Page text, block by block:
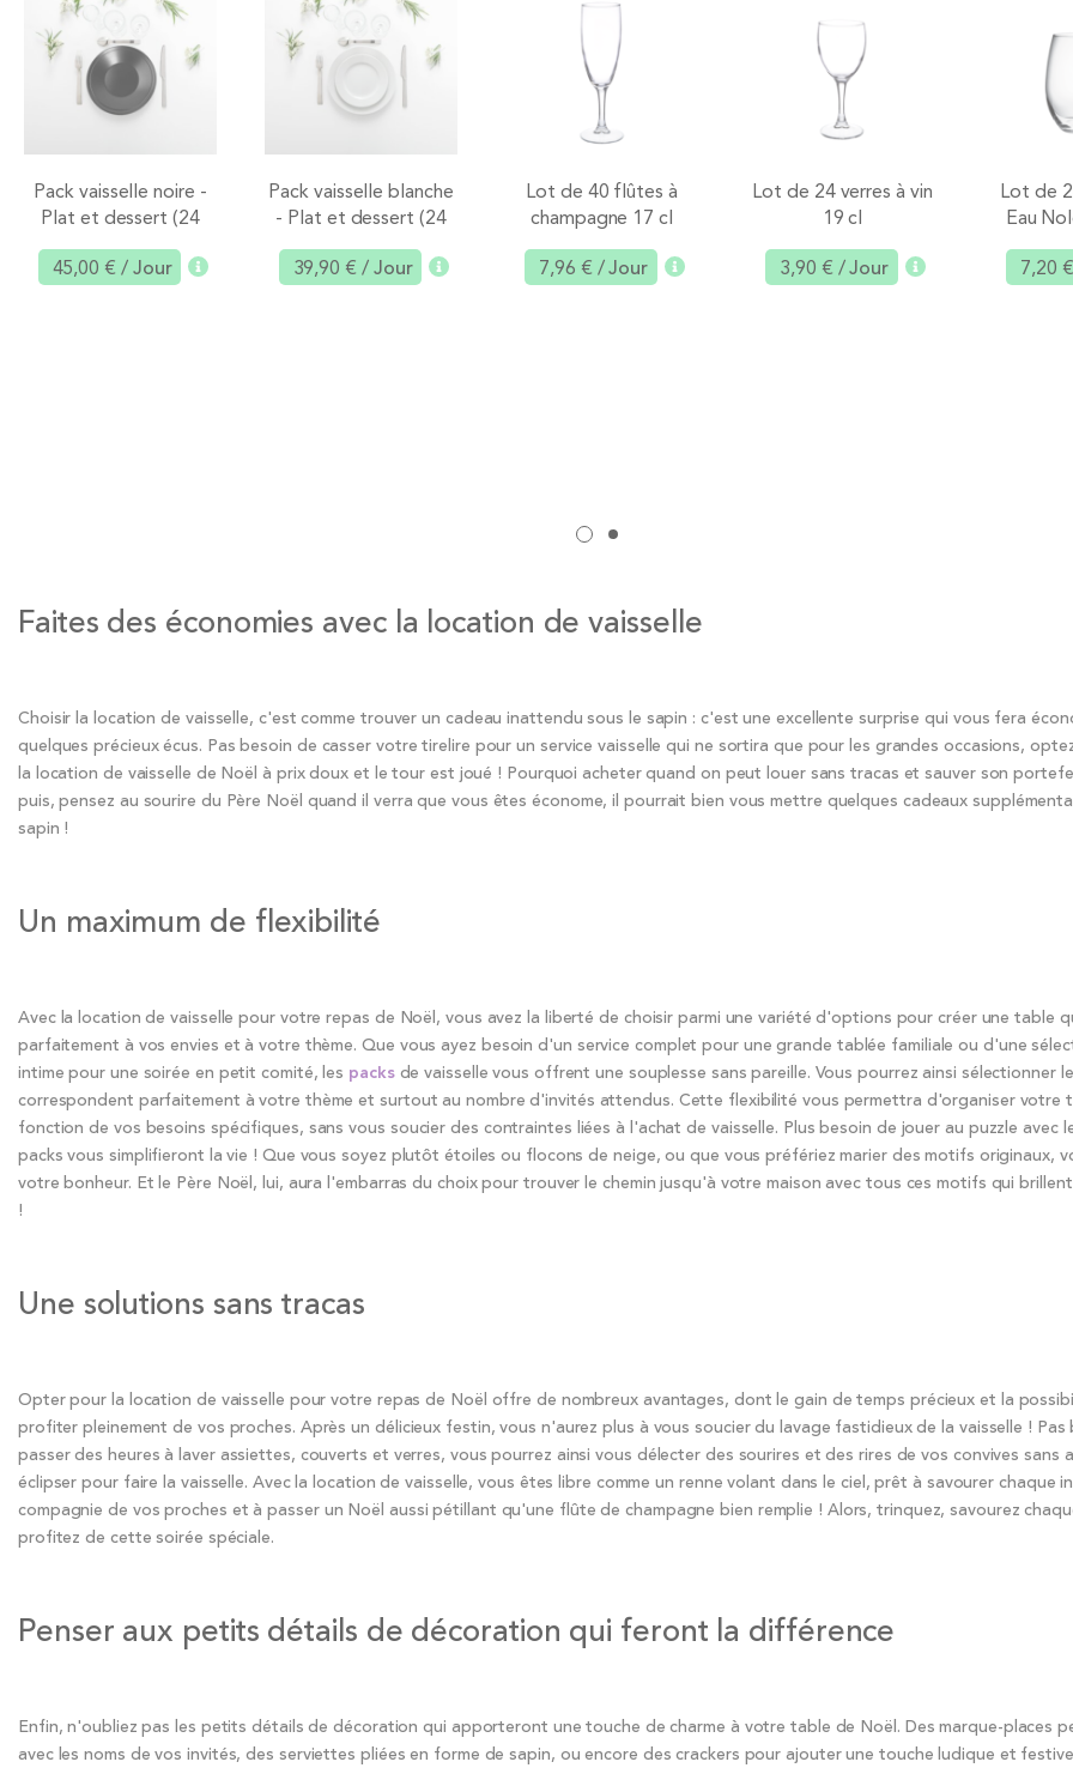
Pack vaisselle noire -
Plat et dessert (24
pers. max)
45,00 € / Jour
Pack vaisselle blanche
- Plat et dessert (24
pers. max)
39,90 € / Jour
Lot de 40 flûtes à
champagne 17 cl
7,96 € / Jour
Lot de 24 verres à vin
19 cl
3,90 € / Jour
Lot de
Eau
7,20 €
Faites des économies avec la location de vaisselle
Choisir la location de vaisselle, c'est comme trouver un cadeau inattendu sous le sapin : c'est une excellente surprise qui vous fera
quelques précieux écus. Pas besoin de casser votre tirelire pour un service vaisselle qui ne sortira que pour les grandes occasions,
la location de vaisselle de Noël à prix doux et le tour est joué ! Pourquoi acheter quand on peut louer sans tracas et sauver son
puis, pensez au sourire du Père Noël quand il verra que vous êtes économe, il pourrait bien vous mettre quelques cadeaux
sapin !
Un maximum de flexibilité
Avec la location de vaisselle pour votre repas de Noël, vous avez la liberté de choisir parmi une variété d'options pour créer une table
parfaitement à vos envies et à votre thème. Que vous ayez besoin d'un service complet pour une grande tablée familiale ou d'une
intime pour une soirée en petit comité, les packsde vaisselle vous offrent une souplesse sans pareille. Vous pourrez ainsi sélectionner
correspondent parfaitement à votre thème et surtout au nombre d'invités attendus. Cette flexibilité vous permettra d'organiser votre
fonction de vos besoins spécifiques, sans vous soucier des contraintes liées à l'achat de vaisselle. Plus besoin de jouer au puzzle avec
packs vous simplifieront la vie ! Que vous soyez plutôt étoiles ou flocons de neige, ou que vous préfériez marier des motifs originaux,
votre bonheur. Et le Père Noël, lui, aura l'embarras du choix pour trouver le chemin jusqu'à votre maison avec tous ces motifs qui
!
Une solutions sans tracas
Opter pour la location de vaisselle pour votre repas de Noël offre de nombreux avantages, dont le gain de temps précieux et la
profiter pleinement de vos proches. Après un délicieux festin, vous n'aurez plus à vous soucier du lavage fastidieux de la vaisselle ! Pas
passer des heures à laver assiettes, couverts et verres, vous pourrez ainsi vous délecter des sourires et des rires de vos convives sans
éclipser pour faire la vaisselle. Avec la location de vaisselle, vous êtes libre comme un renne volant dans le ciel, prêt à savourer chaque
compagnie de vos proches et à passer un Noël aussi pétillant qu'une flûte de champagne bien remplie ! Alors, trinquez, savourez
profitez de cette soirée spéciale.
Penser aux petits détails de décoration qui feront la différence
Enfin, n'oubliez pas les petits détails de décoration qui apporteront une touche de charme à votre table de Noël. Des marque-places
avec les noms de vos invités, des serviettes pliées en forme de sapin, ou encore des crackers pour ajouter une touche ludique et